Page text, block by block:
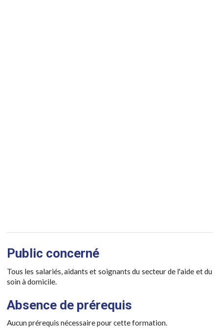
Public concerné
Tous les salariés, aidants et soignants du secteur de l'aide et du
soin à domicile.
Absence de prérequis
Aucun prérequis nécessaire pour cette formation.